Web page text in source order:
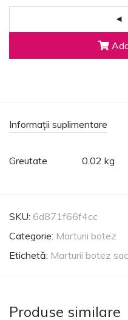
Informații suplimentare
Greutate 0.02 kg
SKU: 6d871f66f4cc
Categorie: Marturii botez
Etichetă: Marturii botez
Produse similare